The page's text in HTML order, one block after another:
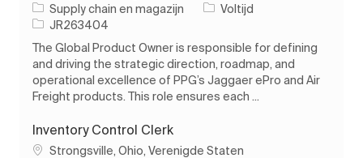
Categorie
Supply chain en magazijn Soort baan
Voltijd
Taak-ID
JR263404
The Global Product Owner is responsible for defining
and driving the strategic direction, roadmap, and
operational excellence of PPG’s Jaggaer ePro and Air
Freight products. This role ensures each ...
Inventory Control Clerk
PlaatsStrongsville, Ohio, Verenigde Staten